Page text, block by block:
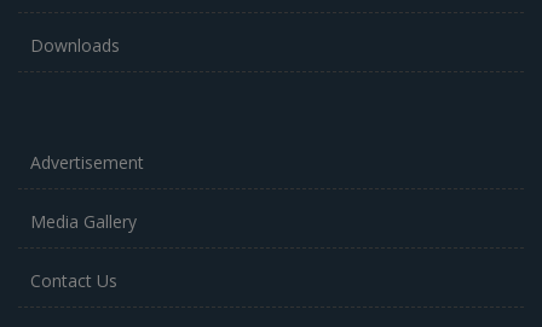
Downloads
Advertisement
Media Gallery
Contact Us